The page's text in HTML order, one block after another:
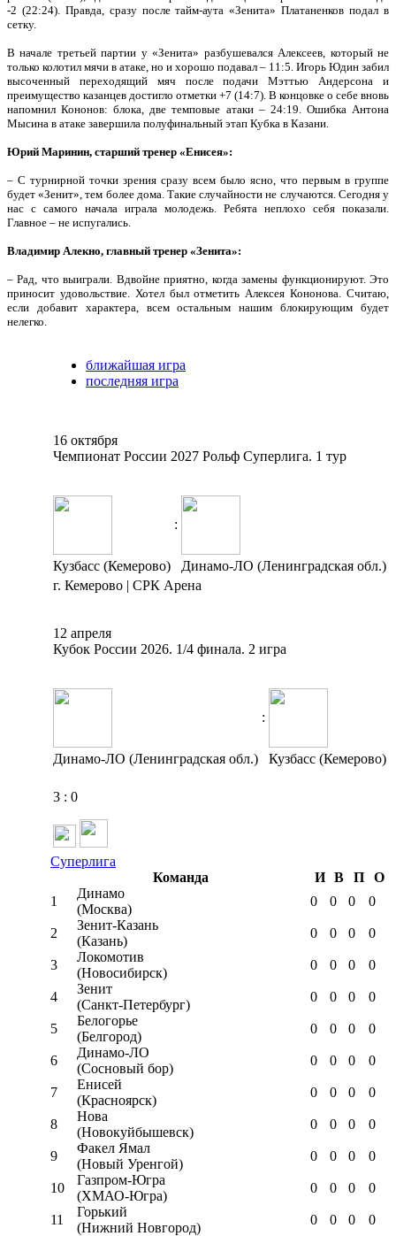
-2 (22:24). Правда, сразу после тайм-аута «Зенита» Платаненков подал в
сетку.
В начале третьей партии у «Зенита» разбушевался Алексеев, который не
только колотил мячи в атаке, но и хорошо подавал – 11:5. Игорь Юдин забил
высоченный переходящий мяч после подачи Мэттью Андерсона и
преимущество казанцев достигло отметки +7 (14:7). В концовке о себе вновь
напомнил Кононов: блока, две темповые атаки – 24:19. Ошибка Антона
Мысина в атаке завершила полуфинальный этап Кубка в Казани.
Юрий Маринин, старший тренер «Енисея»:
– С турнирной точки зрения сразу всем было ясно, что первым в группе
будет «Зенит», тем более дома. Такие случайности не случаются. Сегодня у
нас с самого начала играла молодежь. Ребята неплохо себя показали.
Главное – не испугались.
Владимир Алекно, главный тренер «Зенита»:
– Рад, что выиграли. Вдвойне приятно, когда замены функционируют. Это
приносит удовольствие. Хотел был отметить Алексея Кононова. Считаю,
если добавит характера, всем остальным нашим блокирующим будет
нелегко.
ближайшая игра
последняя игра
16 октября
Чемпионат России 2027 Рольф Суперлига. 1 тур
:
Кузбасс (Кемерово)
Динамо-ЛО (Ленинградская обл.)
г. Кемерово | СРК Арена
12 апреля
Кубок России 2026. 1/4 финала. 2 игра
:
Динамо-ЛО (Ленинградская обл.) Кузбасс (Кемерово)
3 : 0
Суперлига
Команда
И В П
О
1
Динамо
(Москва)
0 0 0 0
2
Зенит-Казань
(Казань)
0 0 0 0
3
Локомотив
(Новосибирск)
0 0 0 0
4
Зенит
(Санкт-Петербург)
0 0 0 0
5
Белогорье
(Белгород)
0 0 0 0
6
Динамо-ЛО
(Сосновый бор)
0 0 0 0
7
Енисей
(Красноярск)
0 0 0 0
8
Нова
(Новокуйбышевск)
0 0 0 0
9
Факел Ямал
(Новый Уренгой)
0 0 0 0
10
Газпром-Югра
(ХМАО-Югра)
0 0 0 0
11
Горький
(Нижний Новгород)
0 0 0 0